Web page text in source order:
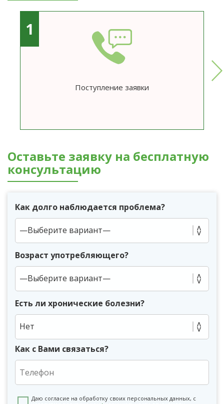
1
Поступление заявки
Оставьте заявку на бесплатную
консультацию
Как долго наблюдается проблема?
Возраст употребляющего?
Есть ли хронические болезни?
Нет
Как с Вами связаться?
Даю согласие на обработку своих персональных данных, с